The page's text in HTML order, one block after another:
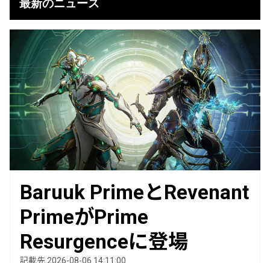
最新のニュース
Baruuk PrimeとRevenant
PrimeがPrime
Resurgenceに登場
記載先 2026-08-06 14:11:00